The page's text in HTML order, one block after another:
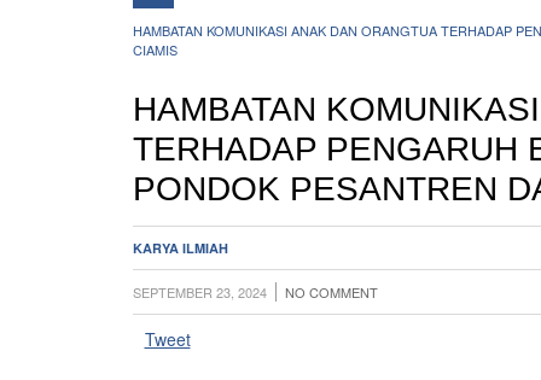
HAMBATAN KOMUNIKASI ANAK DAN ORANGTUA TERHADAP
CIAMIS
HAMBATAN
TERHADAP PENGARUH
PONDOK PESANTREN
KARYA ILMIAH
SEPTEMBER 23, 2024 NO COMMENT
Tweet